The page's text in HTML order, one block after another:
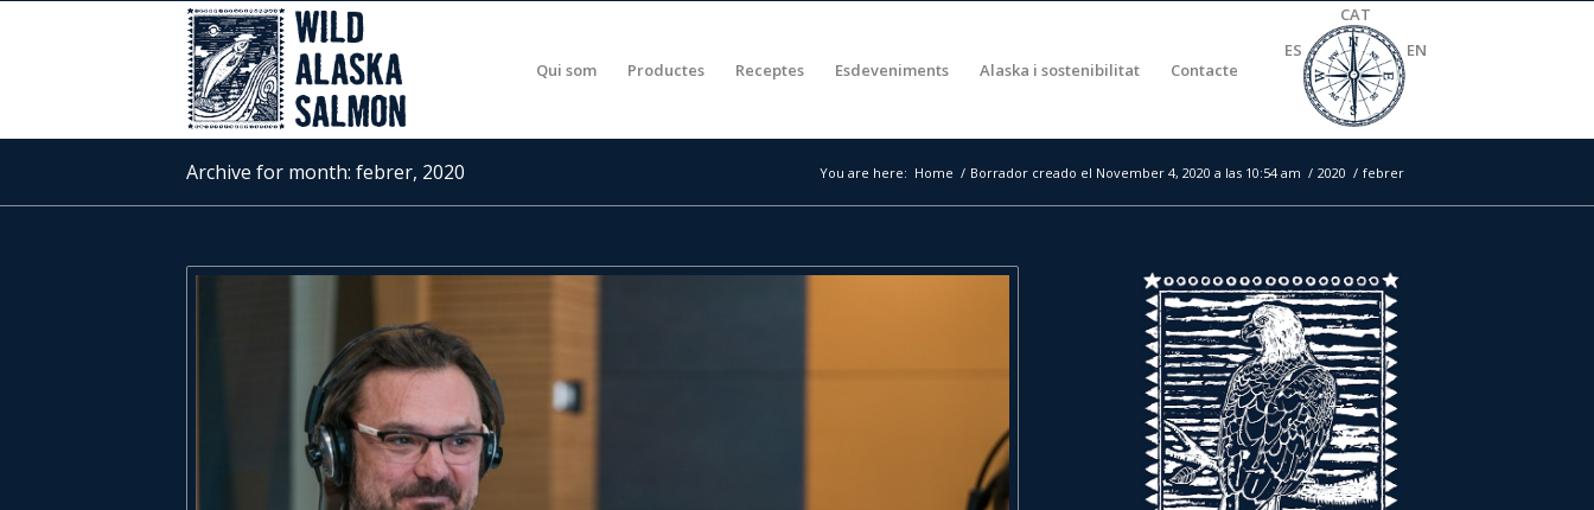
Qui som Productes Receptes Esdeveniments Alaska i sostenibilitat Contacte
ES
CAT
EN
Archive for month: febrer, 2020 You are here: Home / Borrador creado el November 4, 2020 a las 10:54 am / 2020 / febrer